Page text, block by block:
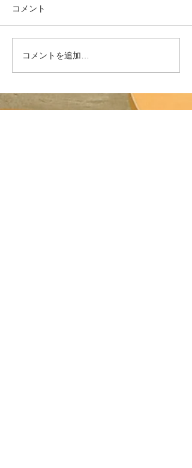
「今すぐ購入」、「ほし
い物リスト」機能追加の
コメント
コメントを追加…